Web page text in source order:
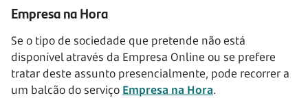
Empresa na Hora
Se o tipo de sociedade que pretende não está
disponível através da Empresa Online ou se prefere
tratar deste assunto presencialmente, pode recorrer a
um balcão do serviço Empresa na Hora.